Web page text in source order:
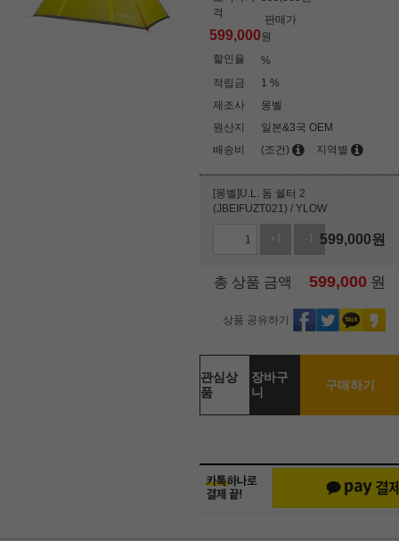
격
판매가
599,000원
할인율
%
적립금
1 %
제조사
몽벨
원산지
일본&3국 OEM
배송비
(조건) 지역별
[몽벨]U.L. 돔 쉘터 2
(JBEIFUZT021) / YLOW
+1 -1 599,000원
총 상품 금액 599,000 원
상품 공유하기
관심상
품
장바구
니
구매하기